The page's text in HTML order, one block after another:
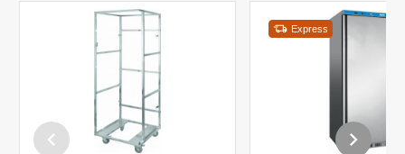
Express